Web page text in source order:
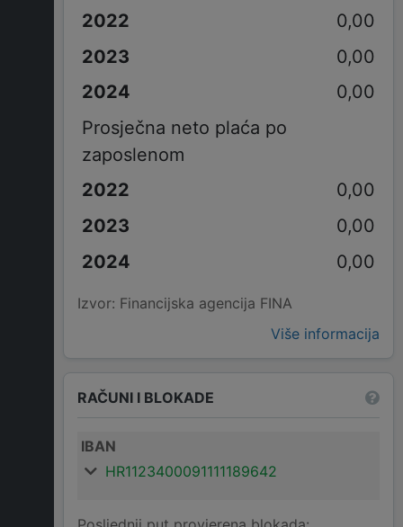
0,00
0,00
0,00
Prosječna neto plaća po
zaposlenom
0,00
0,00
0,00
Izvor: Financijska agencija FINA
Više informacija
RAČUNI I BLOKADE
IBAN
HR1123400091111189642